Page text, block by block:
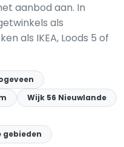
aanbod aan. In
als
als IKEA, Loods 5 of
Wijk 56 Nieuwlande
gebieden